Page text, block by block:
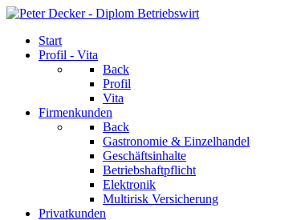
Start
Profil - Vita
Back
Profil
Vita
Firmenkunden
Back
Gastronomie & Einzelhandel
Geschäftsinhalte
Betriebshaftpflicht
Elektronik
Multirisk Versicherung
Privatkunden